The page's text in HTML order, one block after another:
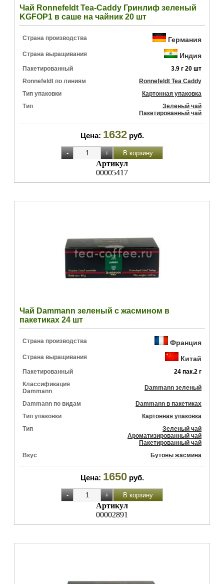
Чай Ronnefeldt Tea-Caddy Гринлиф зеленый
KGFOP1 в саше на чайник 20 шт
Страна производства Германия
Страна выращивания Индия
Пакетированный
3.9 г 20 шт
Ronnefeldt по линиям
Ronnefeldt Tea Caddy
Тип упаковки
Картонная упаковка
Тип
Зеленый чай
Пакетированный чай
Цена: 1632 руб.
Артикул
00005417
Чай Dammann зеленый с жасмином в
пакетиках 24 шт
Страна производства Франция
Страна выращивания Китай
Пакетированный
24 пак.2 г
Классификация
Dammann
Dammann зеленый
Dammann по видам
Dammann в пакетиках
Тип упаковки
Картонная упаковка
Тип
Зеленый чай
Ароматизированный чай
Пакетированный чай
Вкус
Бутоны жасмина
Цена: 1650 руб.
Артикул
00002891